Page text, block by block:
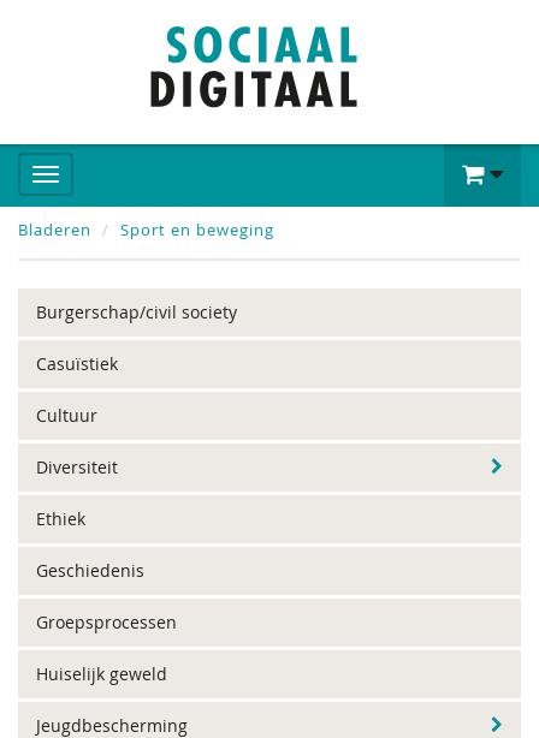
Bladeren Sport en beweging
Burgerschap/civil society
Casuïstiek
Cultuur
Diversiteit
Ethiek
Geschiedenis
Groepsprocessen
Huiselijk geweld
Jeugdbescherming